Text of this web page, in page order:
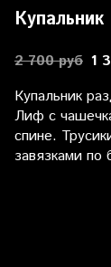
2 700 руб 1
Купальник
Лиф с
спине.
завязками по